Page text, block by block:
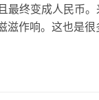
最终变成人民币
滋作响。这也是